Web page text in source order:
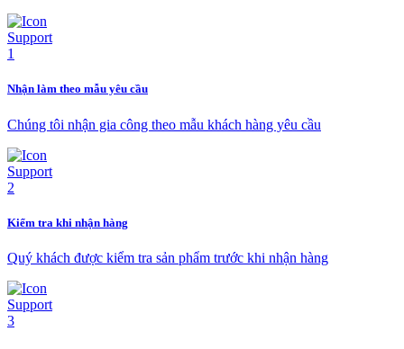
Nhận làm theo mẫu yêu cầu
Chúng tôi nhận gia công theo mẫu khách hàng yêu cầu
Kiểm tra khi nhận hàng
Quý khách được kiểm tra sản phẩm trước khi nhận hàng